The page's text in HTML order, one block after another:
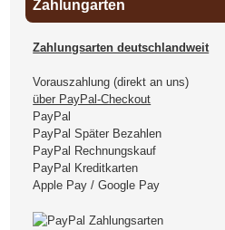
Zahlungarten
Zahlungsarten deutschlandweit
Vorauszahlung (direkt an uns)
über PayPal-Checkout
PayPal
PayPal Später Bezahlen
PayPal Rechnungskauf
PayPal Kreditkarten
Apple Pay / Google Pay